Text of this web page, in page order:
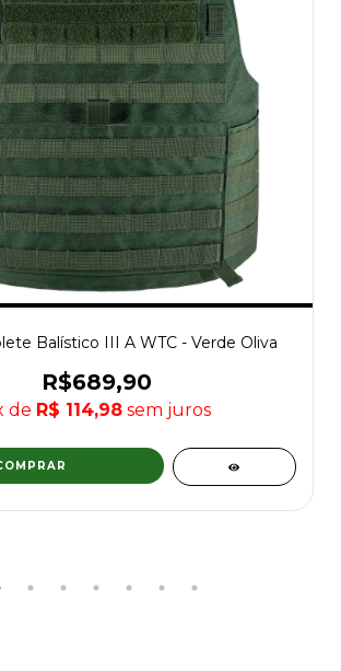
Balístico III A WTC - Verde Oliva
R$689,90
de R$ 114,98sem juros